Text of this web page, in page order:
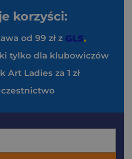
korzyści:
od 99 zł z
tylko dla klubowiczów
Art Ladies za 1 zł